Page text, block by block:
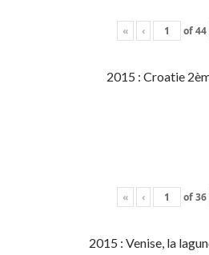
« ‹ of44
2015 : Croatie
« ‹ of36
2015 : Venise, la